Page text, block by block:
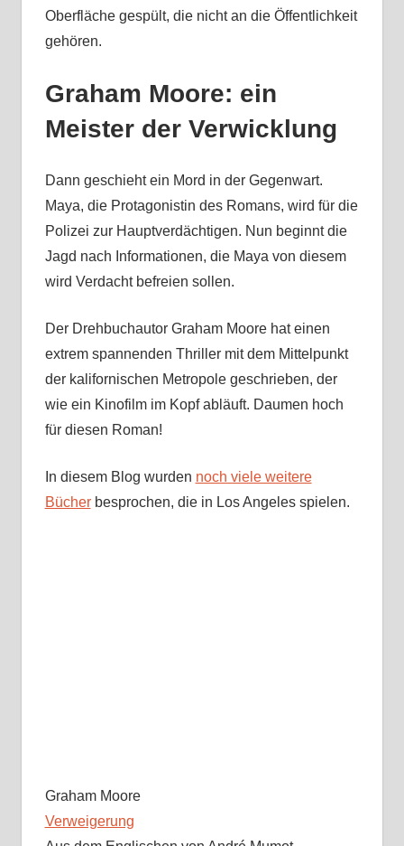
Oberfläche gespült, die nicht an die Öffentlichkeit
gehören.
Graham Moore: ein
Meister der Verwicklung
Dann geschieht ein Mord in der Gegenwart.
Maya, die Protagonistin des Romans, wird für die
Polizei zur Hauptverdächtigen. Nun beginnt die
Jagd nach Informationen, die Maya von diesem
wird Verdacht befreien sollen.
Der Drehbuchautor Graham Moore hat einen
extrem spannenden Thriller mit dem Mittelpunkt
der kalifornischen Metropole geschrieben, der
wie ein Kinofilm im Kopf abläuft. Daumen hoch
für diesen Roman!
In diesem Blog wurden noch viele weitere
Bücherbesprochen, die in Los Angeles spielen.
Graham Moore
Verweigerung